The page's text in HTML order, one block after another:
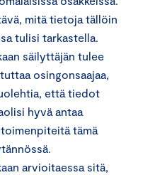
mitä tietoja tällöin
tulisi tarkastella.
säilyttäjän tulee
osingonsaajaa,
että tiedot
hyvä antaa
tämä
arvioitaessa sitä,